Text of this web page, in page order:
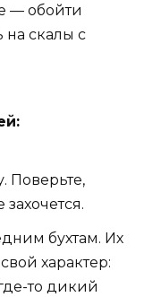
— обойти
на скалы с
Поверьте,
бухтам. Их
характер:
то дикий